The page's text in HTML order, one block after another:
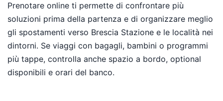
Prenotare online ti permette di confrontare più
soluzioni prima della partenza e di organizzare meglio
gli spostamenti verso Brescia Stazione e le località nei
dintorni. Se viaggi con bagagli, bambini o programmi
più tappe, controlla anche spazio a bordo, optional
disponibili e orari del banco.